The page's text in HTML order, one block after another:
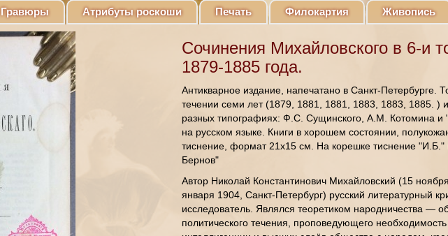
Гравюры Атрибуты роскоши Печать Филокартия Живопись
Сочинения Михайловского в 6-и
1879-1885 года.
Антикварное издание, напечатано в Санкт-Петербурге.
течении семи лет (1879, 1881, 1881, 1883, 1883, 1885. )
разных типографиях: Ф.С. Сущинского, А.М. Котомина и
на русском языке. Книги в хорошем состоянии,
тиснение, формат 21х15 см. На корешке тиснение "И.Б."
Бернов"
Автор Николай Константинович Михайловский (15
января 1904, Санкт-Петербург) русский литературный
исследователь. Являлся теоретиком народничества —
политического течения, проповедующего